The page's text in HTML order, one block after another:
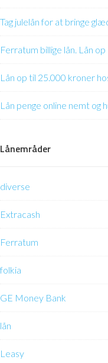
Tag julelån for at bringe
Ferratum billige lån. Lån
Lån op til 25.000 kroner
Lån penge online nemt og
Lånemråder
diverse
Extracash
Ferratum
folkia
GE Money Bank
lån
Leasy